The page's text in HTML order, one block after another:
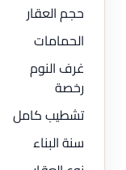
حجم العقار
الحمامات
غرف النوم
رخصة
تشطيب كامل
سنة البناء